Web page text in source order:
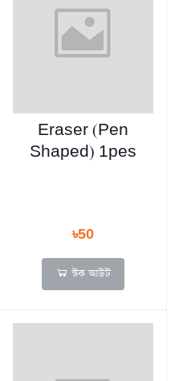
Eraser (Pen
Shaped) 1pes
৳50
স্টক আউট